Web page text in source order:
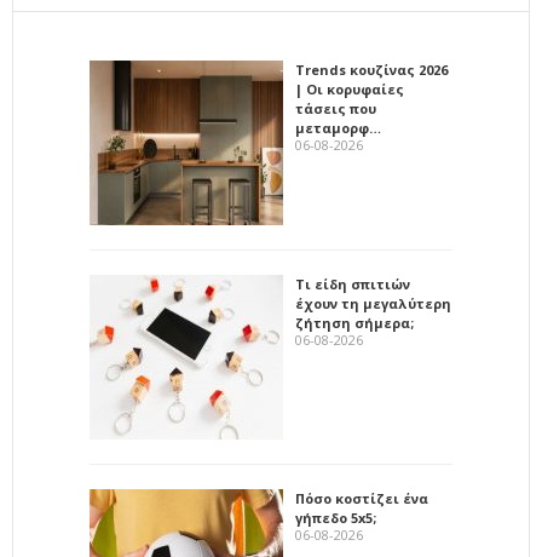
Trends κουζίνας 2026
| Οι κορυφαίες
τάσεις που
μεταμορφ…
06-08-2026
Τι είδη σπιτιών
έχουν τη μεγαλύτερη
ζήτηση σήμερα;
06-08-2026
Πόσο κοστίζει ένα
γήπεδο 5x5;
06-08-2026